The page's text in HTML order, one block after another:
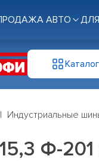
АВТО
Каталог
Индустриальные
Ф-201